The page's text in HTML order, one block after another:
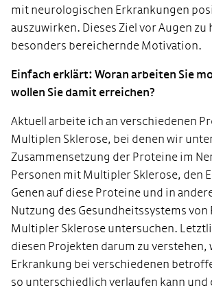
mit neurologischen Erkrankungen
auszuwirken. Dieses Ziel vor Augen zu
besonders bereichernde Motivation.
Einfach erklärt: Woran arbeiten Sie
wollen Sie damit erreichen?
Aktuell arbeite ich an verschiedenen
Multiplen Sklerose, bei denen wir
Zusammensetzung der Proteine im
Personen mit Multipler Sklerose, den
Genen auf diese Proteine und in
Nutzung des Gesundheitssystems
Multipler Sklerose untersuchen.
diesen Projekten darum zu verstehen,
Erkrankung bei verschiedenen
so unterschiedlich verlaufen kann und